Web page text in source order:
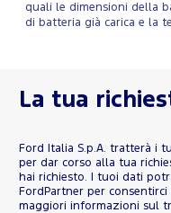
quali le dimensioni della
di batteria già carica e la
La tua
Ford Italia S.p.A. tratterà i
per dar corso alla tua
hai richiesto. I tuoi dati
FordPartner per
maggiori informazioni sul